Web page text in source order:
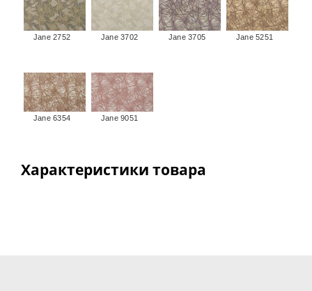
Jane 2752 Jane 3702 Jane 3705 Jane 5251
Jane 6354 Jane 9051
Характеристики товара